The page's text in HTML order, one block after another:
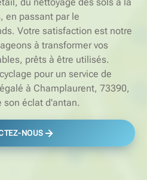
du nettoyage des sols à la
en passant par le
Votre satisfaction est notre
à transformer vos
prêts à être utilisés.
pour un service de
à Champlaurent, 73390,
son éclat d'antan.
NOUS